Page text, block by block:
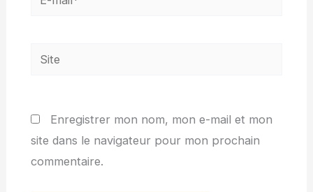
Site
Enregistrer mon nom, mon e-mail et mon
site dans le navigateur pour mon prochain
commentaire.